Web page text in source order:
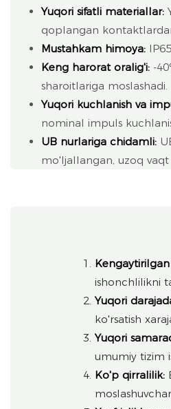
Yuqori sifatli materiallar:
qoplangan
Mustahkam himoya:
Keng harorat oralig'i:-
sharoitlariga moslashadi.
Yuqori kuchlanish va
nominal impuls
UB nurlariga chidamli:
mo'ljallangan, uzoq vaqt
ishonchlilikni
Yuqori
ko'rsatish
Yuqori
umumiy tizim
Ko'p qirralilik: